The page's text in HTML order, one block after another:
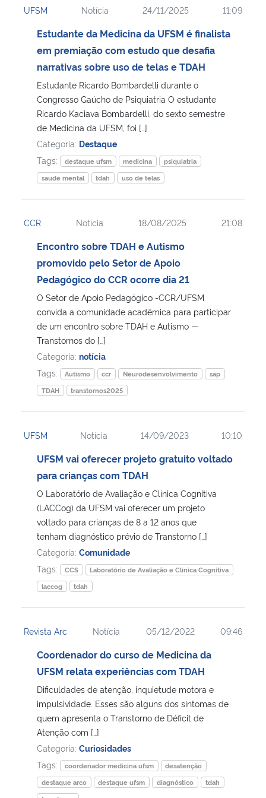
Ministério da Cidadania
Ministério de Minas e Energia
Ministério da Ciência, Tecnologia, Inovações e Comunicações
Ministério do Turismo
Ministério do Desenvolvimento Regional
Ministério da Mulher, da Família e dos Direitos Humanos
Secretaria-Geral
Secretaria de Governo
Gabinete de Segurança Institucional
Advocacia-Geral da União
UFSM Notícia 24/11/2025 11:09
Estudante da Medicina da UFSM é finalista
em premiação com estudo que desafia
narrativas sobre uso de telas e TDAH
Estudante Ricardo Bombardelli durante o
Congresso Gaúcho de Psiquiatria O estudante
Ricardo Kaciava Bombardelli, do sexto semestre
de Medicina da UFSM, foi […]
Categoria: Destaque
Tags:
destaque ufsm medicina
psiquiatria
saude mental
tdah uso de telas
CCR Notícia 18/08/2025 21:08
Encontro sobre TDAH e Autismo
promovido pelo Setor de Apoio
Pedagógico do CCR ocorre dia 21
O Setor de Apoio Pedagógico -CCR/UFSM
convida a comunidade acadêmica para participar
de um encontro sobre TDAH e Autismo —
Transtornos do […]
Categoria: notícia
Tags:
Autismo ccr Neurodesenvolvimento
sap
TDAH
transtornos2025
UFSM Notícia 14/09/2023 10:10
UFSM vai oferecer projeto gratuito voltado
para crianças com TDAH
O Laboratório de Avaliação e Clínica Cognitiva
(LACCog) da UFSM vai oferecer um projeto
voltado para crianças de 8 a 12 anos que
tenham diagnóstico prévio de Transtorno […]
Categoria: Comunidade
Tags:
CCS
Laboratório de Avaliação e Clínica Cognitiva
laccog
tdah
Revista Arc Notícia 05/12/2022 09:46
Coordenador do curso de Medicina da
UFSM relata experiências com TDAH
Dificuldades de atenção, inquietude motora e
impulsividade. Esses são alguns dos sintomas de
quem apresenta o Transtorno de Déficit de
Atenção com […]
Categoria: Curiosidades
Tags:
coordenador medicina ufsm
desatenção
destaque arco
destaque ufsm diagnóstico
tdah